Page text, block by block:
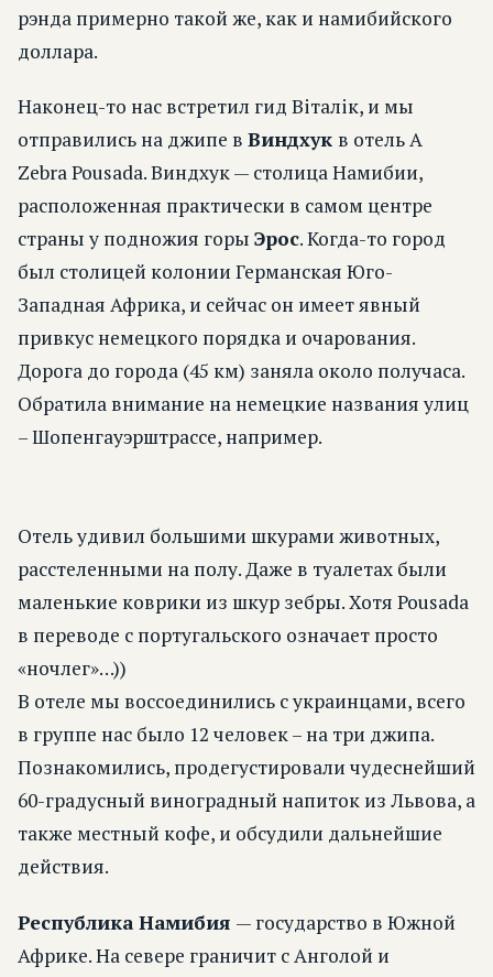
рэнда примерно такой же, как и намибийского
доллара.
Наконец-то нас встретил гид Вiталiк, и мы
отправились на джипе в Виндхук в отель A
Zebra Pousada. Виндхук — столица Намибии,
расположенная практически в самом центре
страны у подножия горы Эрос. Когда-то город
был столицей колонии Германская Юго-
Западная Африка, и сейчас он имеет явный
привкус немецкого порядка и очарования.
Дорога до города (45 км) заняла около получаса.
Обратила внимание на немецкие названия улиц
– Шопенгауэрштрассе, например.
Отель удивил большими шкурами животных,
расстеленными на полу. Даже в туалетах были
маленькие коврики из шкур зебры. Хотя Pousada
в переводе с португальского означает просто
«ночлег»…))
В отеле мы воссоединились с украинцами, всего
в группе нас было 12 человек – на три джипа.
Познакомились, продегустировали чудеснейший
60-градусный виноградный напиток из Львова, а
также местный кофе, и обсудили дальнейшие
действия.
Республика Намибия — государство в Южной
Африке. На севере граничит с Анголой и